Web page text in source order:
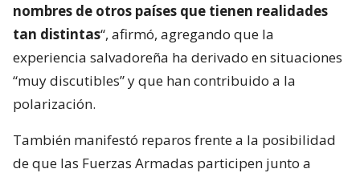
nombres de otros países que tienen realidades
tan distintas“, afirmó, agregando que la
experiencia salvadoreña ha derivado en situaciones
“muy discutibles” y que han contribuido a la
polarización.
También manifestó reparos frente a la posibilidad
de que las Fuerzas Armadas participen junto a